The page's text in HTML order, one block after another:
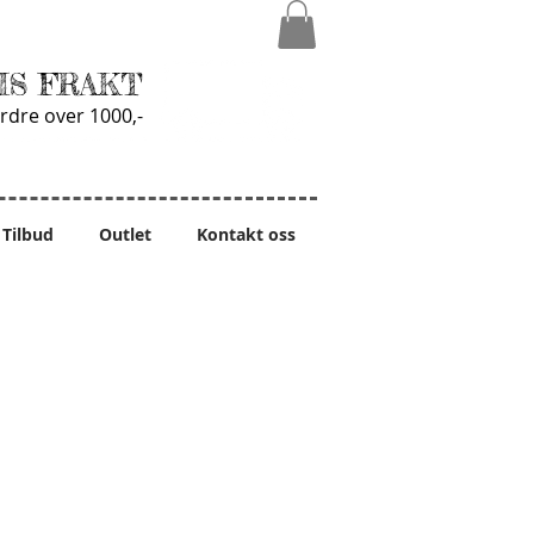
FRAKT
over 1000,-
Tilbud Outlet Kontakt oss